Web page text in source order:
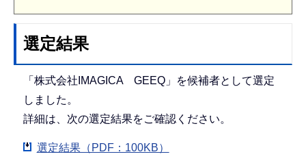
選定結果
「株式会社IMAGICA GEEQ」を候補者として選定
しました。
詳細は、次の選定結果をご確認ください。
選定結果（PDF：100KB）